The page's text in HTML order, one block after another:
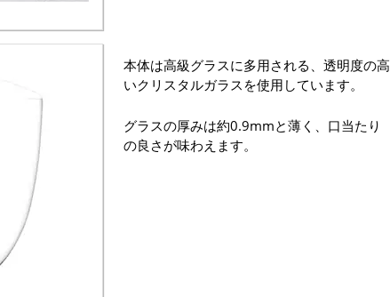
本体は高級グラスに多用される、透明度の高
いクリスタルガラスを使用しています。
グラスの厚みは約0.9mmと薄く、口当たり
の良さが味わえます。